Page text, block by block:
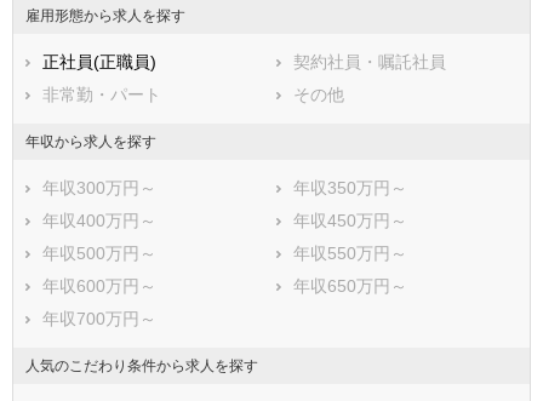
山県郡北広島町
豊田郡大崎上島町
世羅郡世羅町
神石郡神石高原町
雇用形態から求人を探す
正社員(正職員)
契約社員・嘱託社員
非常勤・パート
その他
年収から求人を探す
年収300万円～
年収350万円～
年収400万円～
年収450万円～
年収500万円～
年収550万円～
年収600万円～
年収650万円～
年収700万円～
人気のこだわり条件から求人を探す